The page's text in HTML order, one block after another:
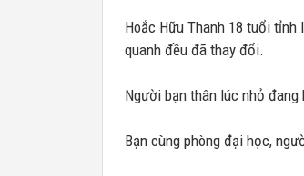
Hoắc Hữu Thanh 18 tuổi
quanh đều đã thay đổi.
Người bạn thân lúc nhỏ
Bạn cùng phòng đại học,